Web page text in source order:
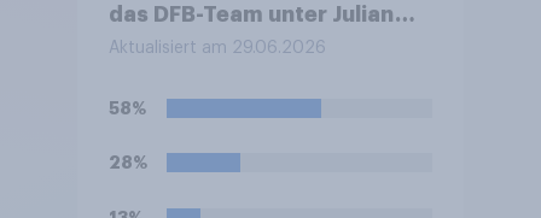
das DFB-Team unter Julian
Nagelsmann bei der Fußball-
Finalspiel gegen Paraguay.
Was glauben Sie, wer das
Spiel gewinnen und damit ins
Aktualisiert am 29.06.2026
58%
28%